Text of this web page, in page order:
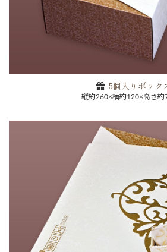
5個入りボック
縦約260×横約120×高さ約